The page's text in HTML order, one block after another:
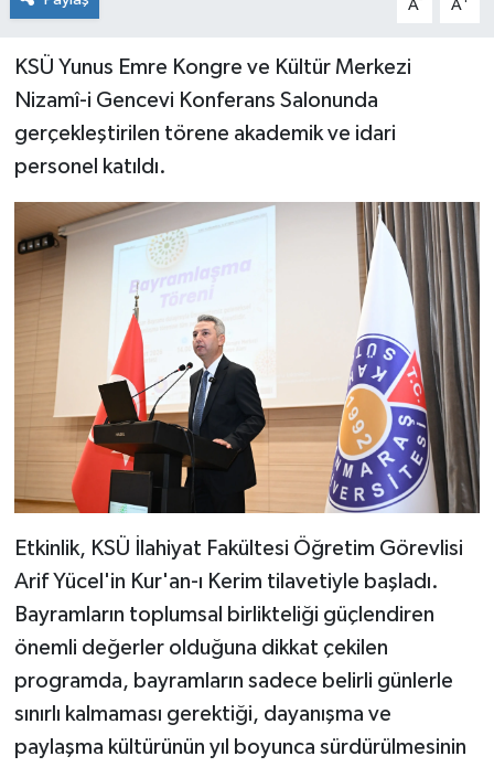
A A
KSÜ Yunus Emre Kongre ve Kültür Merkezi
Nizamî-i Gencevi Konferans Salonunda
gerçekleştirilen törene akademik ve idari
personel katıldı.
Etkinlik, KSÜ İlahiyat Fakültesi Öğretim Görevlisi
Arif Yücel'in Kur'an-ı Kerim tilavetiyle başladı.
Bayramların toplumsal birlikteliği güçlendiren
önemli değerler olduğuna dikkat çekilen
programda, bayramların sadece belirli günlerle
sınırlı kalmaması gerektiği, dayanışma ve
paylaşma kültürünün yıl boyunca sürdürülmesinin